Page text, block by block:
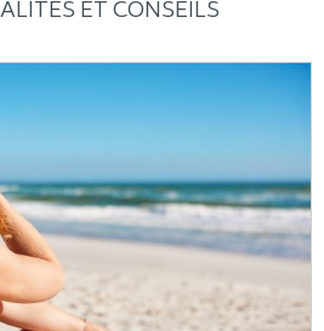
ET CONSEILS